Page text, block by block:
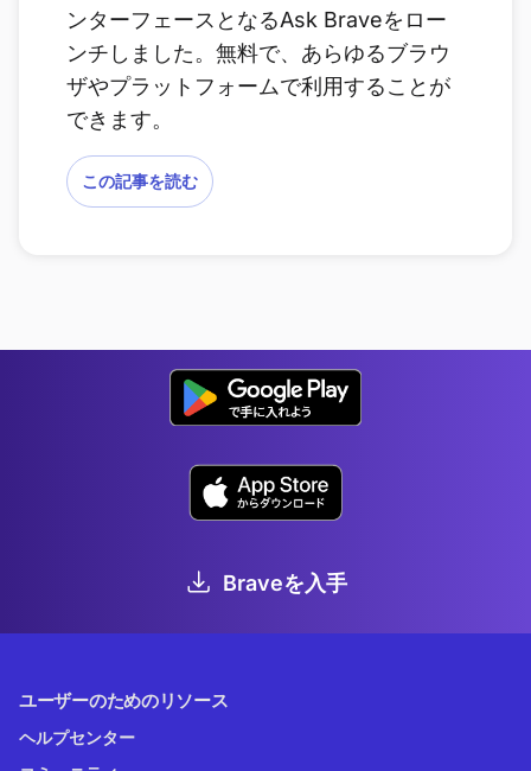
ンターフェースとなるAsk Braveをロー
ンチしました。無料で、あらゆるブラウ
ザやプラットフォームで利用することが
できます。
この記事を読む
Braveを入手
ユーザーのためのリソース
ヘルプセンター